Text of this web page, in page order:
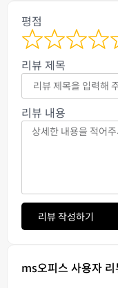
평점
리뷰 제목
리뷰 내용
리뷰 작성하기
ms오피스 사용자 리